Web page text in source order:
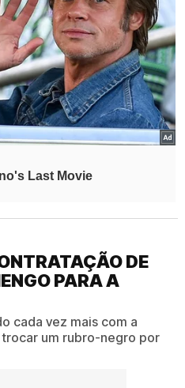
DE
PARA A
cada vez mais com a
um rubro-negro por